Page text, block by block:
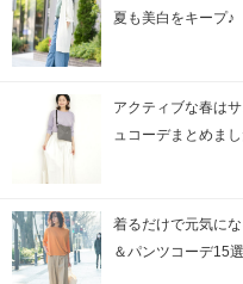
夏も美白をキープ♪
アクティブな春は
ュコーデまとめまし
着るだけで元気に
＆パンツコーデ15選